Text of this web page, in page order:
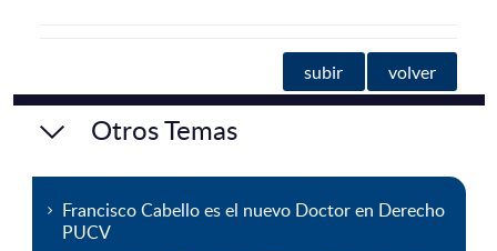
subir volver
Otros Temas
Francisco Cabello es el nuevo Doctor en Derecho
PUCV